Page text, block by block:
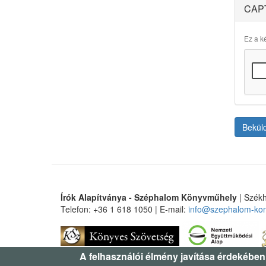
Ez a
Írók Alapítványa - Széphalom Könyvműhely |
Telefon: +36 1 618 1050 | E-mail: info@szephalom-
A felhasználói élmény javítása